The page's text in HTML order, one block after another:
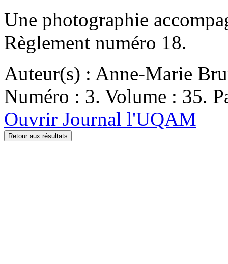
Une photographie
Règlement numéro 18.
Auteur(s) : Anne-Marie
Numéro : 3. Volume : 35.
Ouvrir Journal l'UQAM
Retour aux résultats